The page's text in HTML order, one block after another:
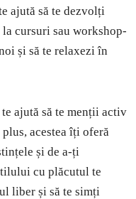
ajută să te dezvolți
cursuri sau workshop-
și să te relaxezi în
ajută să te menții activ
acestea îți oferă
și de a-ți
cu plăcutul te
liber și să te simți